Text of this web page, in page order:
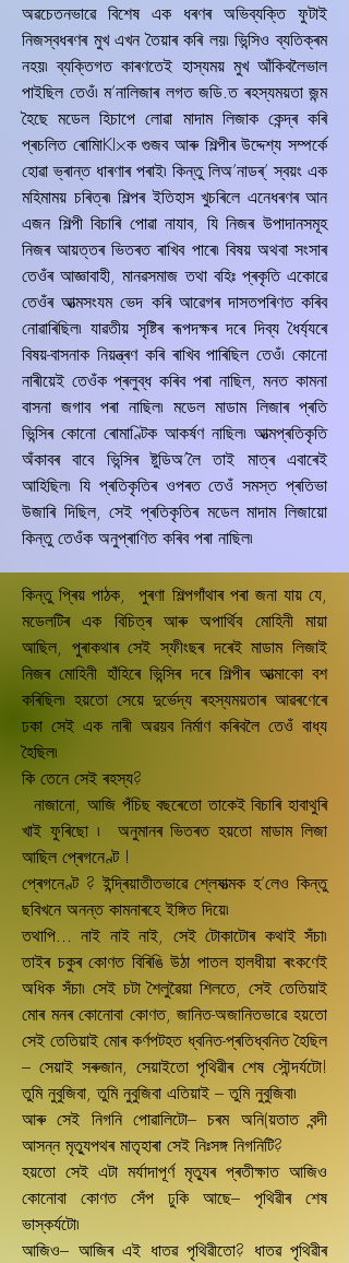
অৱচেতনভাৱে বিশেষ এক ধৰণৰ অভিব্যক্তি ফুটাই
নিজস্বধৰণৰ মুখ এখন তৈয়াৰ কৰি লয়৷ ভিন্সিও ব্যতিক্ৰম
নহয়৷ ব্যক্তিগত কাৰণতেই হাস্যময় মুখ আঁকিবলৈভাল
পাইছিল তেওঁ৷ ম’নালিজাৰ লগত জডি.ত ৰহস্যময়তা জন্ম
হৈছে মডেল হিচাপে লোৱা মাদাম লিজাক কেন্দ্ৰ কৰি
প্ৰচলিত ৰোমািKI×ক গুজব আৰু শিল্পীৰ উদ্দেশ্য সম্পৰ্কে
হোৱা ভ্ৰান্ত ধাৰণাৰ পৰাই৷ কিন্তু লিঅ’নাডৰ্’ স্বয়ং এক
মহিমাময় চৰিত্ৰ৷ শিল্পৰ ইতিহাস খুচৰিলে এনেধৰণৰ আন
এজন শিল্পী বিচাৰি পোৱা নাযাব, যি নিজৰ উপাদানসমূহ
নিজৰ আয়ত্তৰ ভিতৰত ৰাখিব পাৰে৷ বিষয় অথবা সংসাৰ
তেওঁৰ আজ্ঞাবাহী, মানৱসমাজ তথা বহিঃ প্ৰকৃতি একোৱে
তেওঁৰ আত্মসংযম ভেদ কৰি আৱেগৰ দাসতপৰিণত কৰিব
নোৱাৰিছিল৷ যাৱতীয় সৃষ্টিৰ ৰূপদক্ষৰ দৰে দিব্য ধৈৰ্য্যৰে
বিষয়-বাসনাক নিয়ন্ত্ৰণ কৰি ৰাখিব পাৰিছিল তেওঁ৷ কোনো
নাৰীয়েই তেওঁক প্ৰলুব্ধ কৰিব পৰা নাছিল, মনত কামনা
বাসনা জগাব পৰা নাছিল৷ মডেল মাডাম লিজাৰ প্ৰতি
ভিন্সিৰ কোনো ৰোমাণ্টিক আকৰ্ষণ নাছিল৷ আত্মপ্ৰতিকৃতি
অঁকাবৰ বাবে ভিন্সিৰ ষ্টুডিঅ’লৈ তাই মাত্ৰ এবাৰেই
আহিছিল৷ যি প্ৰতিকৃতিৰ ওপৰত তেওঁ সমস্ত প্ৰতিভা
উজাৰি দিছিল, সেই প্ৰতিকৃতিৰ মডেল মাদাম লিজায়ো
কিন্তু তেওঁক অনুপ্ৰাণিত কৰিব পৰা নাছিল৷
কিন্তু প্ৰিয় পাঠক, পুৰণা শিল্পগাঁথাৰ পৰা জনা যায় যে,
মডেলটিৰ এক বিচিত্ৰ আৰু অপাৰ্থিব মোহিনী মায়া
আছিল, পুৰাকথাৰ সেই স্ফীংছৰ দৰেই মাডাম লিজাই
নিজৰ মোহিনী হাঁহিৰে ভিন্সিৰ দৰে শিল্পীৰ আত্মাকো বশ
কৰিছিল৷ হয়তো সেয়ে দুৰ্ভেদ্য ৰহস্যময়তাৰ আৱৰণেৰে
ঢকা সেই এক নাৰী অৱয়ব নিৰ্মাণ কৰিবলৈ তেওঁ বাধ্য
হৈছিল৷
কি তেনে সেই ৰহস্য?
নাজানো, আজি পঁচিছ বছৰেতো তাকেই বিচাৰি হাবাথুৰি
খাই ফুৰিছো ৷ অনুমানৰ ভিতৰত হয়তো মাডাম লিজা
আছিল প্ৰেগনেণ্ট !
প্ৰেগনেণ্ট ? ইন্দ্ৰিয়াতীতভাৱে শ্লেষাত্মক হ’লেও কিন্তু
ছবিখনে অনন্ত কামনাৰহে ইঙ্গিত দিয়ে৷
তথাপি... নাই নাই নাই, সেই টোকাটোৰ কথাই সঁচা৷
তাইৰ চকুৰ কোণত বিৰিঙি উঠা পাতল হালধীয়া ৰংকণেই
অধিক সঁচা৷ সেই চটা শৈলুৱৈয়া শিলতে, সেই তেতিয়াই
মোৰ মনৰ কোনোবা কোণত, জানিত-অজানিতভাৱে হয়তো
সেই তেতিয়াই মোৰ কৰ্ণপটহত ধ্বনিত-প্ৰতিধ্বনিত হৈছিল
– সেয়াই সৰুজান, সেয়াইতো পৃথিৱীৰ শেষ সৌন্দৰ্যটো!
তুমি নুবুজিবা, তুমি নুবুজিবা এতিয়াই – তুমি নুবুজিবা৷
আৰু সেই নিগনি পোৱালিটো– চৰম অনি(য়তাত বন্দী
আসন্ন মৃতু্যপথৰ মাতৃহাৰা সেই নিঃসঙ্গ নিগনিটি?
হয়তো সেই এটা মৰ্যাদাপূৰ্ণ মৃতু্যৰ প্ৰতীক্ষাত আজিও
কোনোবা কোণত সেঁপ ঢুকি আছে– পৃথিৱীৰ শেষ
ভাস্কৰ্যটো৷
আজিও– আজিৰ এই ধাতৱ পৃথিৱীতো? ধাতৱ পৃথিৱীৰ